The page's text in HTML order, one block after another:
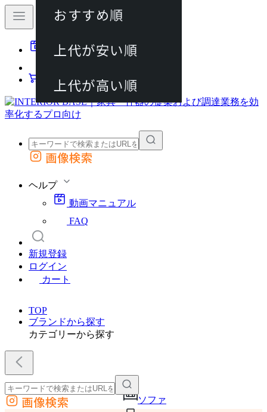
動画マニュアル
カート
外部サイトの商品をカートに追加
画像検索
ヘルプ
動画マニュアル
FAQ
新規登録
ログイン
カート
TOP
ブランドから探す
カテゴリーから探す
ソファ
外部サイトの商品をカートに追加
画像検索
おすすめ順
上代が安い順
上代が高い順